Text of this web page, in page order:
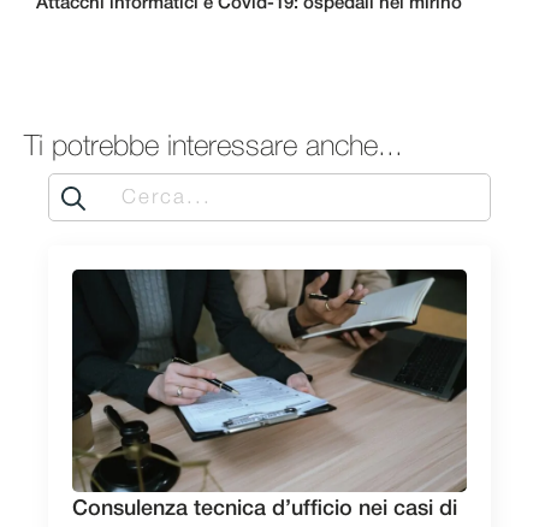
Attacchi informatici e Covid-19: ospedali nel mirino
Ti potrebbe interessare anche...
Search
for:
Consulenza tecnica d’ufficio nei casi di